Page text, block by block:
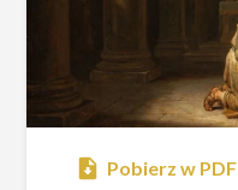
Pobierz w PDF